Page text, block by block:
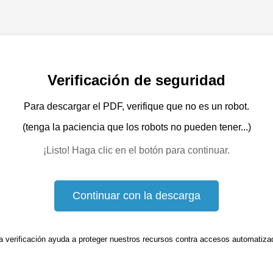
Verificación de seguridad
Para descargar el PDF, verifique que no es un robot.
(tenga la paciencia que los robots no pueden tener...)
¡Listo! Haga clic en el botón para continuar.
Continuar con la descarga
verificación ayuda a proteger nuestros recursos contra accesos